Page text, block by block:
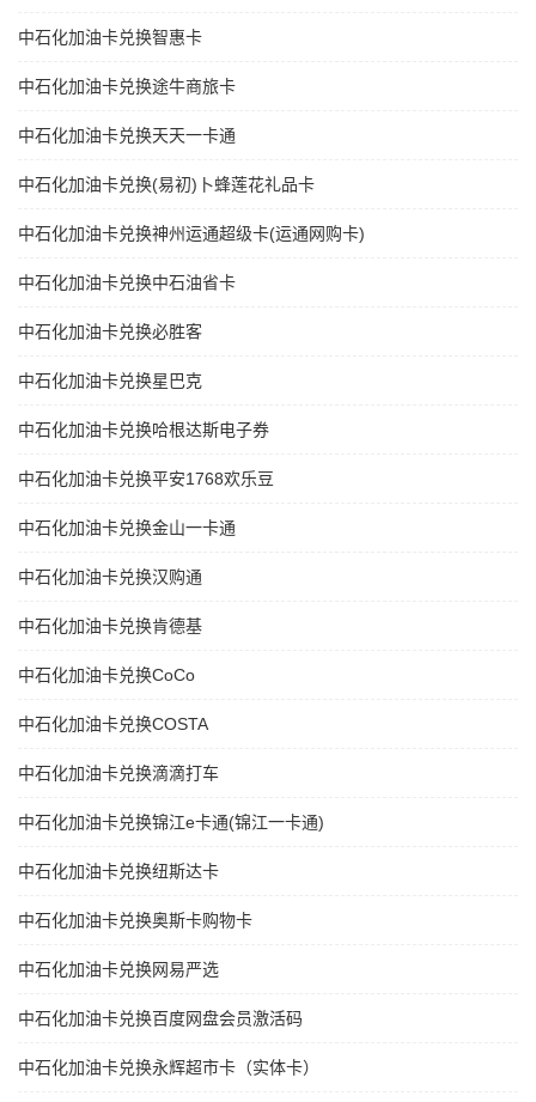
中石化加油卡兑换智惠卡
中石化加油卡兑换途牛商旅卡
中石化加油卡兑换天天一卡通
中石化加油卡兑换(易初)卜蜂莲花礼品卡
中石化加油卡兑换神州运通超级卡(运通网购卡)
中石化加油卡兑换中石油省卡
中石化加油卡兑换必胜客
中石化加油卡兑换星巴克
中石化加油卡兑换哈根达斯电子券
中石化加油卡兑换平安1768欢乐豆
中石化加油卡兑换金山一卡通
中石化加油卡兑换汉购通
中石化加油卡兑换肯德基
中石化加油卡兑换CoCo
中石化加油卡兑换COSTA
中石化加油卡兑换滴滴打车
中石化加油卡兑换锦江e卡通(锦江一卡通)
中石化加油卡兑换纽斯达卡
中石化加油卡兑换奥斯卡购物卡
中石化加油卡兑换网易严选
中石化加油卡兑换百度网盘会员激活码
中石化加油卡兑换永辉超市卡（实体卡）